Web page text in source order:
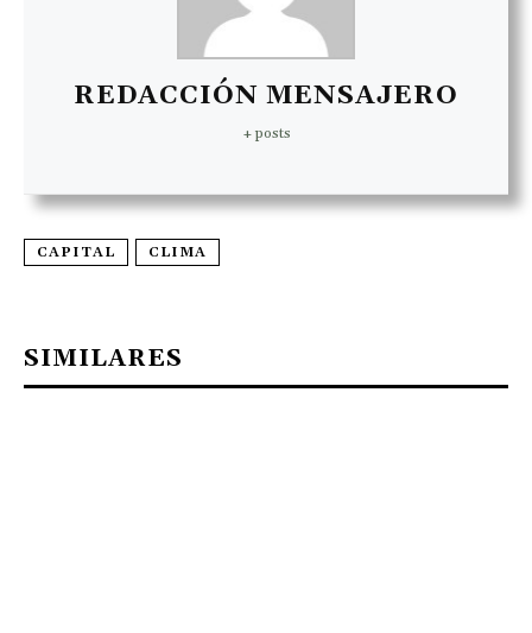
REDACCIÓN MENSAJERO
+ posts
CAPITAL CLIMA
SIMILARES